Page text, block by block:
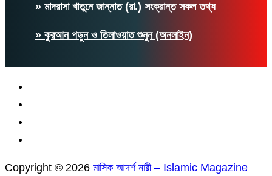
» মাদরাসা খাতুনে জান্নাত (রা.) সংক্রান্ত সকল তথ্য
» কুরআন পড়ুন ও তিলাওয়াত শুনুন (অনলাইন)
Copyright © 2026 মাসিক আদর্শ নারী – Islamic Magazine